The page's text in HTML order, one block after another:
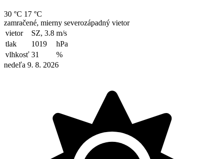
30 °C 17 °C
zamračené, mierny severozápadný vietor
vietor
SZ, 3.8 m/s
tlak
1019
hPa
vlhkosť 31
%
nedeľa 9. 8. 2026